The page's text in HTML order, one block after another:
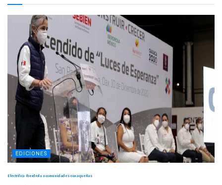
EDICIONES
Electrifica Iberdrola a comunidades oaxaqueñas